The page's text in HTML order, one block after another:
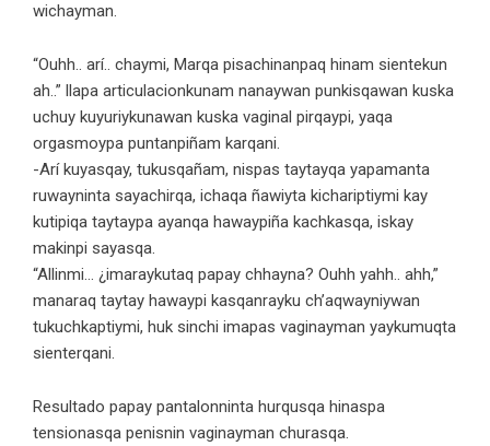
wichayman.
“Ouhh.. arí.. chaymi, Marqa pisachinanpaq hinam sientekun
ah..” llapa articulacionkunam nanaywan punkisqawan kuska
uchuy kuyuriykunawan kuska vaginal pirqaypi, yaqa
orgasmoypa puntanpiñam karqani.
-Arí kuyasqay, tukusqañam, nispas taytayqa yapamanta
ruwayninta sayachirqa, ichaqa ñawiyta kichariptiymi kay
kutipiqa taytaypa ayanqa hawaypiña kachkasqa, iskay
makinpi sayasqa.
“Allinmi… ¿imaraykutaq papay chhayna? Ouhh yahh.. ahh,”
manaraq taytay hawaypi kasqanrayku ch’aqwayniywan
tukuchkaptiymi, huk sinchi imapas vaginayman yaykumuqta
sienterqani.
Resultado papay pantalonninta hurqusqa hinaspa
tensionasqa penisnin vaginayman churasqa.